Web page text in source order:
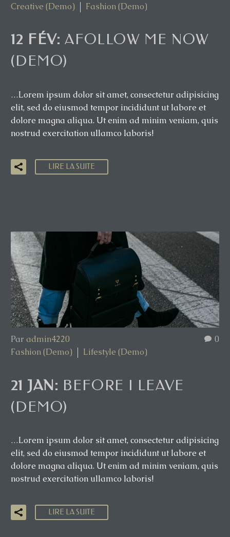
Creative (Demo)
Fashion (Demo)
12 FÉV:AFOLLOW ME NOW
(DEMO)
…Lorem ipsum dolor sit amet, consectetur adipisicing
elit, sed do eiusmod tempor incididunt ut labore et
dolore magna aliqua. Ut enim ad minim veniam, quis
nostrud exercitation ullamco laboris!
LIRE LA SUITE
0
Par admin4220
Fashion (Demo)
Lifestyle (Demo)
21 JAN: BEFORE I LEAVE
(DEMO)
…Lorem ipsum dolor sit amet, consectetur adipisicing
elit, sed do eiusmod tempor incididunt ut labore et
dolore magna aliqua. Ut enim ad minim veniam, quis
nostrud exercitation ullamco laboris!
LIRE LA SUITE